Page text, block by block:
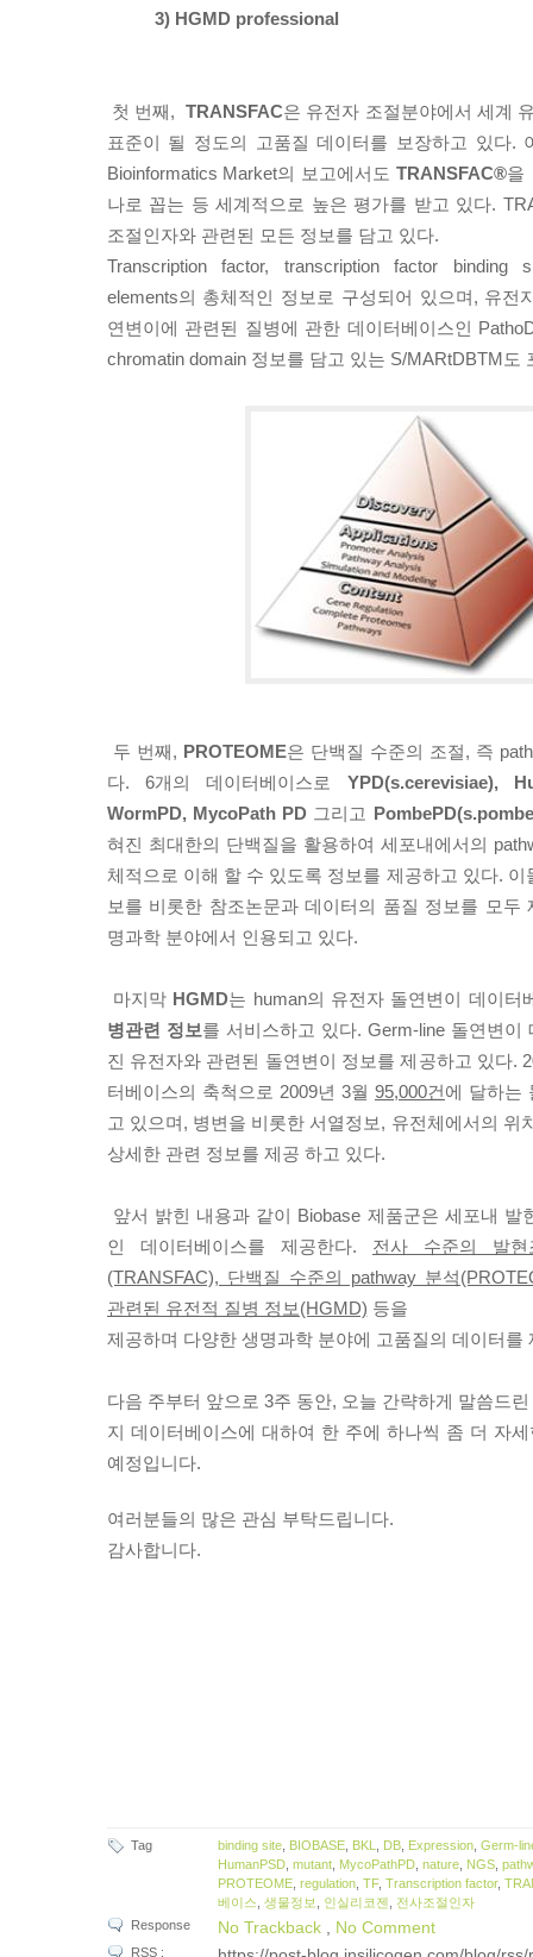
3) HGMD professional
첫 번째, TRANSFAC은 유전자 조절분야에서 세계
표준이 될 정도의 고품질 데이터를 보장하고 있다.
Bioinformatics Market의 보고에서도 TRANSFAC®을
나로 꼽는 등 세계적으로 높은 평가를 받고 있다.
조절인자와 관련된 모든 정보를 담고 있다.
Transcription factor, transcription factor binding
elements의 총체적인 정보로 구성되어 있으며, 유전
연변이에 관련된 질병에 관한 데이터베이스인
chromatin domain 정보를 담고 있는 S/MARtDBTM도
두 번째, PROTEOME은 단백질 수준의 조절, 즉
다. 6개의 데이터베이스로 YPD(s.cerevisiae),
WormPD, MycoPath PD 그리고
혀진 최대한의 단백질을 활용하여 세포내에서의
체적으로 이해 할 수 있도록 정보를 제공하고 있다.
보를 비롯한 참조논문과 데이터의 품질 정보를 모두
명과학 분야에서 인용되고 있다.
마지막HGMD는 human의 유전자 돌연변이 데이터
병관련 정보를 서비스하고 있다. Germ-line 돌연변이
진 유전자와 관련된 돌연변이 정보를 제공하고 있다.
터베이스의 축척으로 2009년 3월 95,000건에 달하는
고 있으며, 병변을 비롯한 서열정보, 유전체에서의 위
상세한 관련 정보를 제공 하고 있다.
앞서 밝힌 내용과 같이 Biobase 제품군은 세포내 발
인 데이터베이스를 제공한다. 전사 수준의 발현
(TRANSFAC), 단백질 수준의 pathway 분석
관련된 유전적 질병 정보(HGMD) 등을
제공하며 다양한 생명과학 분야에 고품질의 데이터를
다음 주부터 앞으로 3주 동안, 오늘 간략하게 말씀드
지 데이터베이스에 대하여 한 주에 하나씩 좀 더 자
예정입니다.
여러분들의 많은 관심 부탁드립니다.
감사합니다.
Tag binding site BIOBASE BKL DB Expression ,Germ-
HumanPSD ,mutant MycoPathPD ,nature NGS ,
PROTEOME ,regulation ,TF,Transcription factor,
베이스 ,생물정보 인실리코젠
전사조절인자
Response
No Trackback No Comment
RSS: